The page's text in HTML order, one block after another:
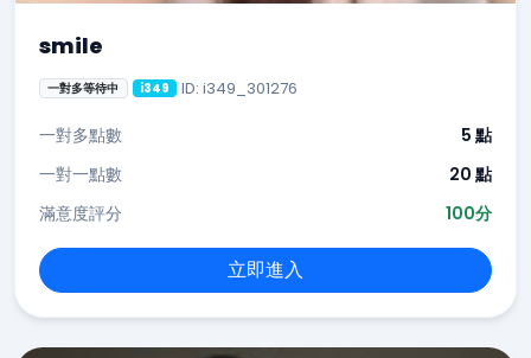
smile
一對多等待中 i349 ID: i349_301276
一對多點數
5 點
一對一點數
20 點
滿意度評分
100分
立即進入